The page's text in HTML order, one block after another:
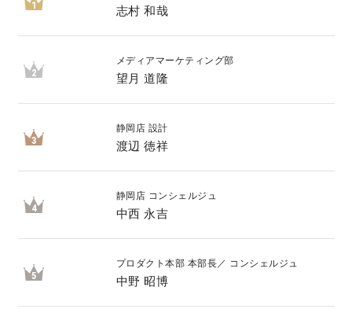
1 志村 和哉
2
メディアマーケティング部
望月 道隆
3
静岡店 設計
渡辺 徳祥
4
静岡店 コンシェルジュ
中西 永吉
5
プロダクト本部 本部長／ コンシェルジュ
中野 昭博